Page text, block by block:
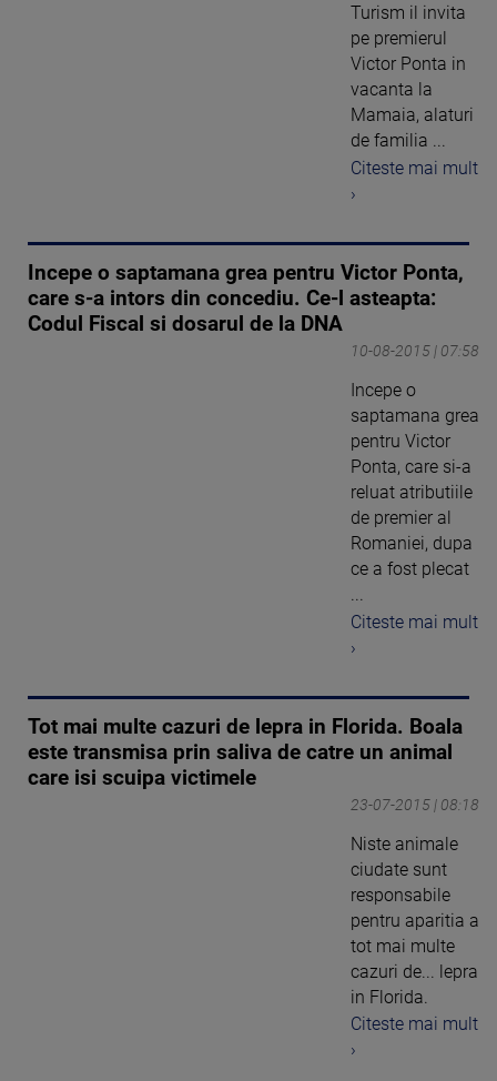
Turism il invita
pe premierul
Victor Ponta in
vacanta la
Mamaia, alaturi
de familia ...
Citeste mai mult
›
Incepe o saptamana grea pentru Victor Ponta,
care s-a intors din concediu. Ce-l asteapta:
Codul Fiscal si dosarul de la DNA
10-08-2015 | 07:58
Incepe o
saptamana grea
pentru Victor
Ponta, care si-a
reluat atributiile
de premier al
Romaniei, dupa
ce a fost plecat
...
Citeste mai mult
›
Tot mai multe cazuri de lepra in Florida. Boala
este transmisa prin saliva de catre un animal
care isi scuipa victimele
23-07-2015 | 08:18
Niste animale
ciudate sunt
responsabile
pentru aparitia a
tot mai multe
cazuri de... lepra
in Florida.
Citeste mai mult
›